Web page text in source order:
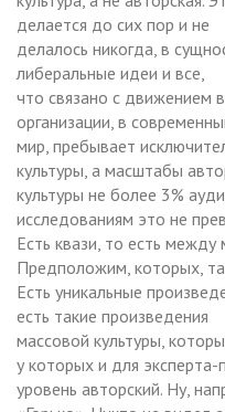
делается до сих пор и не
делалось никогда, в
либеральные идеи и все,
что связано с движением
организации, в
мир, пребывает
культуры, а масштабы
культуры не более 3%
исследованиям это не
Есть квази, то есть между
Предположим, которых,
Есть уникальные
есть такие произведения
массовой культуры,
у которых и для
уровень авторский. Ну,